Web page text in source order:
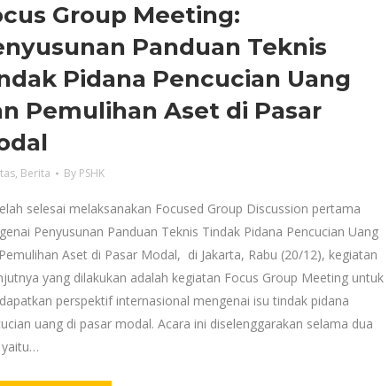
Group Meeting:
Panduan Teknis
Pidana Pencucian Uang
Pemulihan Aset di Pasar
, Berita By PSHK
selesai melaksanakan Focused Group Discussion pertama
Penyusunan Panduan Teknis Tindak Pidana Pencucian Uang
Aset di Pasar Modal, di Jakarta, Rabu (20/12), kegiatan
yang dilakukan adalah kegiatan Focus Group Meeting untuk
perspektif internasional mengenai isu tindak pidana
uang di pasar modal. Acara ini diselenggarakan selama dua
yaitu…